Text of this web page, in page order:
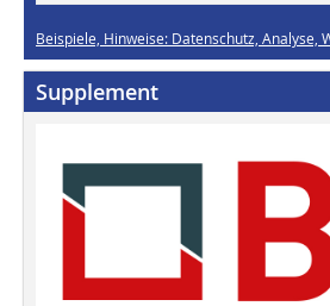
Beispiele, Hinweise: Datenschutz, Analyse,
Supplement